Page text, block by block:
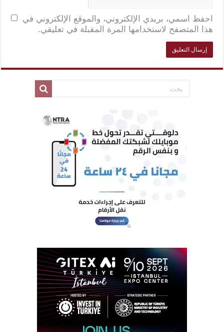
احفظ اسمي، بريدي الإلكتروني، والموقع الإلكتروني في
هذا المتصفح لاستخدامها المرة المقبلة في تعليقي.